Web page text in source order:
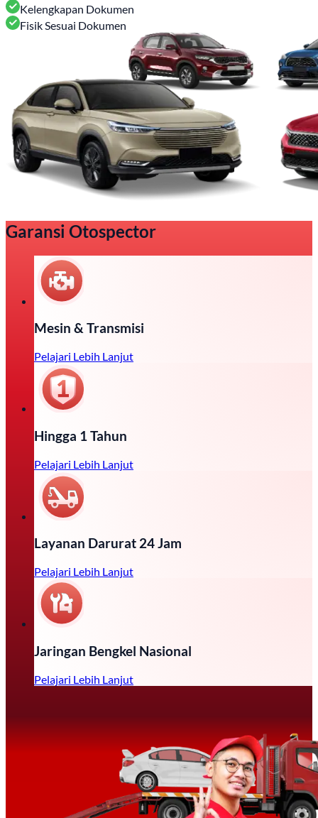
Kelengkapan Dokumen
Fisik Sesuai Dokumen
Garansi Otospector
Mesin & Transmisi
Pelajari Lebih Lanjut
Hingga 1 Tahun
Pelajari Lebih Lanjut
Layanan Darurat 24 Jam
Pelajari Lebih Lanjut
Jaringan Bengkel Nasional
Pelajari Lebih Lanjut